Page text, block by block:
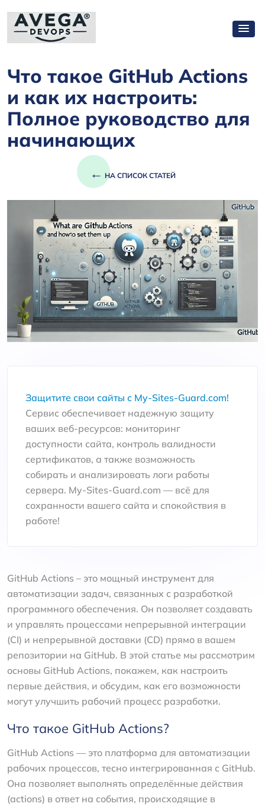
Что такое GitHub Actions
и как их настроить:
Полное руководство для
начинающих
← НА СПИСОК СТАТЕЙ
Защитите свои сайты с My-Sites-Guard.com!
Сервис обеспечивает надежную защиту
ваших веб-ресурсов: мониторинг
доступности сайта, контроль валидности
сертификатов, а также возможность
собирать и анализировать логи работы
сервера. My-Sites-Guard.com — всё для
сохранности вашего сайта и спокойствия в
работе!
GitHub Actions – это мощный инструмент для
автоматизации задач, связанных с разработкой
программного обеспечения. Он позволяет создавать
и управлять процессами непрерывной интеграции
(CI) и непрерывной доставки (CD) прямо в вашем
репозитории на GitHub. В этой статье мы рассмотрим
основы GitHub Actions, покажем, как настроить
первые действия, и обсудим, как его возможности
могут улучшить рабочий процесс разработки.
Что такое GitHub Actions?
GitHub Actions — это платформа для автоматизации
рабочих процессов, тесно интегрированная с GitHub.
Она позволяет выполнять определённые действия
(actions) в ответ на события, происходящие в